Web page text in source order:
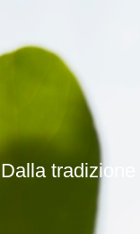
Dalla